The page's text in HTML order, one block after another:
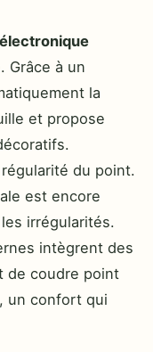
Grâce à un
la
et propose
régularité du point.
est encore
irrégularités.
intègrent des
de coudre point
un confort qui